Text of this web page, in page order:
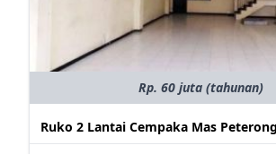
Rp. 60 juta (tahunan)
Ruko 2 Lantai Cempaka Mas